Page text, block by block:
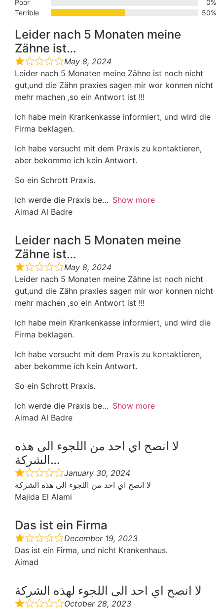
Poor
0%
Terrible
50%
Leider nach 5 Monaten meine
Zähne ist…
May 8, 2024
Leider nach 5 Monaten meine Zähne ist noch nicht
gut,und die Zähn praxies sagen mir wor konnen nicht
mehr machen ,so ein Antwort ist !!!
Ich habe mein Krankenkasse informiert, und wird die
Firma beklagen.
Ich habe versucht mit dem Praxis zu kontaktieren,
aber bekomme ich kein Antwort.
So ein Schrott Praxis.
Ich werde die Praxis be
Show more
Aimad Al Badre
Leider nach 5 Monaten meine
Zähne ist…
May 8, 2024
Leider nach 5 Monaten meine Zähne ist noch nicht
gut,und die Zähn praxies sagen mir wor konnen nicht
mehr machen ,so ein Antwort ist !!!
Ich habe mein Krankenkasse informiert, und wird die
Firma beklagen.
Ich habe versucht mit dem Praxis zu kontaktieren,
aber bekomme ich kein Antwort.
So ein Schrott Praxis.
Ich werde die Praxis be
Show more
Aimad Al Badre
لا انصح اي احد من اللجوء الى هذه
الشركة…
January 30, 2024
لا انصح اي احد من اللجوء الى هذه الشركة
Majida El Alami
Das ist ein Firma
December 19, 2023
Das ist ein Firma, und nicht Krankenhaus.
Aimad
لا انصح اي احد الى اللجوء لهذه الشركة
October 28, 2023